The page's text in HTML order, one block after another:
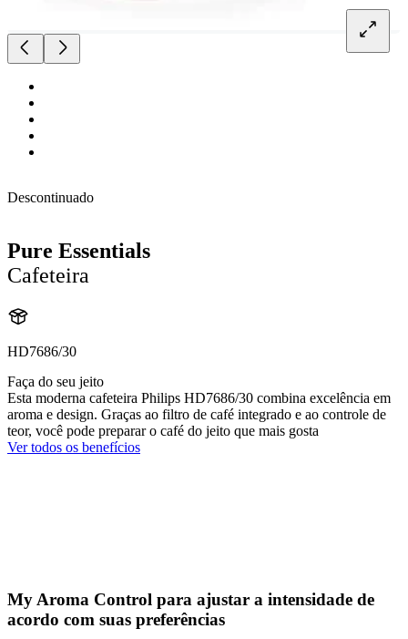
Descontinuado
Pure Essentials
Cafeteira
HD7686/30
Faça do seu jeito
Esta moderna cafeteira Philips HD7686/30 combina excelência em
aroma e design. Graças ao filtro de café integrado e ao controle de
teor, você pode preparar o café do jeito que mais gosta
Ver todos os benefícios
My Aroma Control para ajustar a intensidade de
acordo com suas preferências